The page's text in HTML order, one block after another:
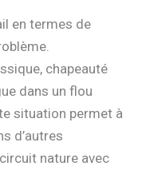
en termes de
chapeauté
dans un flou
situation permet à
d’autres
nature avec